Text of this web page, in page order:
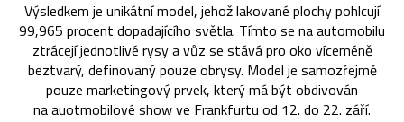
Výsledkem je unikátní model, jehož lakované plochy pohlcují
99,965 procent dopadajícího světla. Tímto se na automobilu
ztrácejí jednotlivé rysy a vůz se stává pro oko víceméně
beztvarý, definovaný pouze obrysy. Model je samozřejmě
pouze marketingový prvek, který má být obdivován
na auotmobilové show ve Frankfurtu od 12. do 22. září.